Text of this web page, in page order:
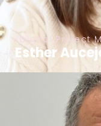
Digital Project
Esther